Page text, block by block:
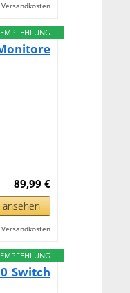
EMPFEHLUNG
89,99 €
ansehen
EMPFEHLUNG
Switch